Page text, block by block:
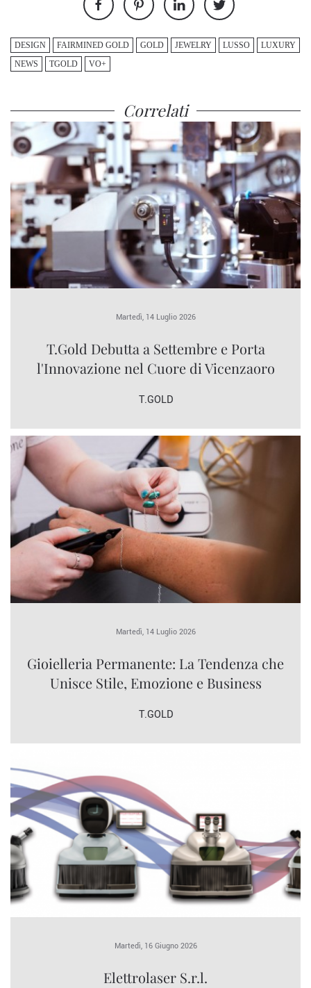
DESIGN FAIRMINED GOLD GOLD JEWELRY LUSSO
LUXURY
NEWS
TGOLD VO+
Correlati
Martedì, 14 Luglio 2026
T.Gold Debutta a Settembre e Porta
l'Innovazione nel Cuore di Vicenzaoro
T.GOLD
Martedì, 14 Luglio 2026
Gioielleria Permanente: La Tendenza che
Unisce Stile, Emozione e Business
T.GOLD
Martedì, 16 Giugno 2026
Elettrolaser S.r.l.